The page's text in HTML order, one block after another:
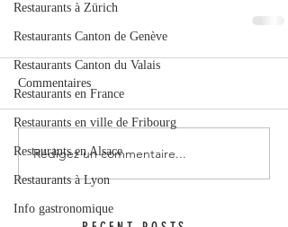
Restaurants à Zürich
Restaurants Canton de Genève
Restaurants Canton du Valais
Restaurants en France
Restaurants en ville de Fribourg
Restaurants en Alsace
Restaurants à Lyon
Info gastronomique
Commentaires
Rédigez un commentaire...